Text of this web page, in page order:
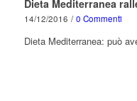
Dieta Mediterranea
14/12/2016 / 0 Commenti
Dieta Mediterranea: può